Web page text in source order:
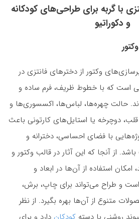
با گربه برای طراحی‌های کودکانه
و دکوراتیو
وکتور از دخترهای فانتزی در
است که با خطوط ظریف، فرم ساده و
حالت چهره‌ها، لباس‌ها، اکسسوری‌ها و
دوچرخه یا استایل‌های کارتونی باعث
با فضای احساسی، دخترانه و
از آنجا که این آثار در قالب وکتور و
استفاده از آن‌ها در ابعاد و
و طراح می‌تواند برای چاپ، برش،
متنوع از آن‌ها بهره بگیرد. از نظر